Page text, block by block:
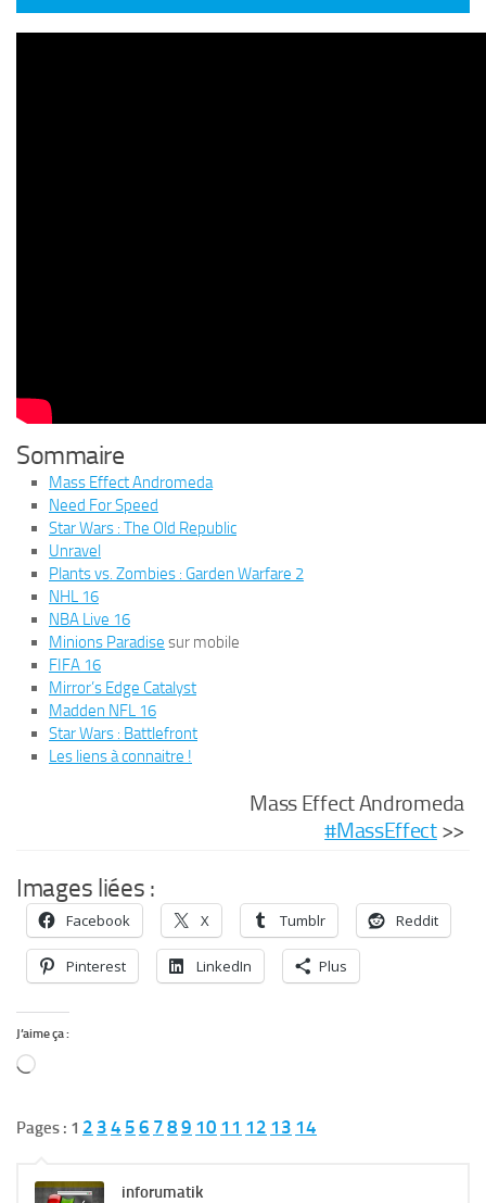
Sommaire
Mass Effect Andromeda
Need For Speed
Star Wars : The Old Republic
Unravel
Plants vs. Zombies : Garden Warfare 2
NHL 16
NBA Live 16
Minions Paradise sur mobile
FIFA 16
Mirror’s Edge Catalyst
Madden NFL 16
Star Wars : Battlefront
Les liens à connaitre !
Mass Effect Andromeda
#MassEffect>>
Images liées :
Facebook X Tumblr Reddit
Pinterest LinkedIn Plus
J’aime ça :
Chargement…
Pages : 1 2 3 4 5 6 7 8 9 10 11 12 13 14
inforumatik